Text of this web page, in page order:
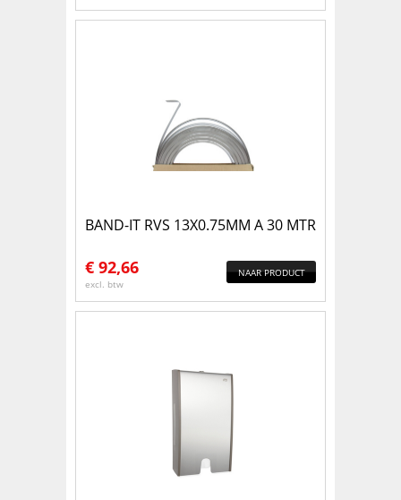
BAND-IT RVS 13X0.75MM A 30 MTR
€ 92,66
excl. btw
NAAR PRODUCT